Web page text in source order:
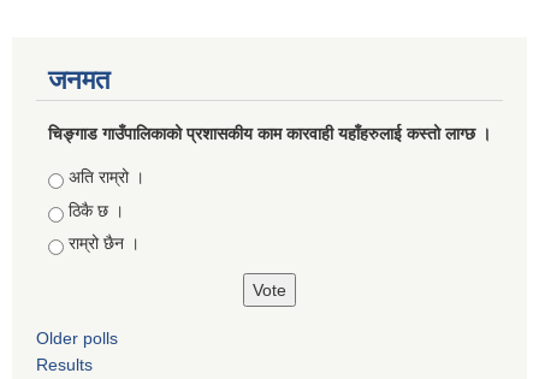
जनमत
चिङ्गाड गाउँपालिकाको प्रशासकीय काम कारवाही यहाँहरुलाई कस्तो लाग्छ ।
Choices
अति राम्रो ।
ठिकै छ ।
राम्रो छैन ।
Older polls
Results